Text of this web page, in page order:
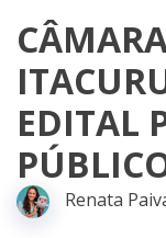
EDITAL
Renata